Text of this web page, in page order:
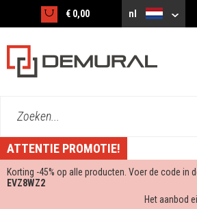
€ 0,00 nl
Zoeken...
ATTENTIE PROMOTIE!
Korting -45% op alle producten. Voer de code in
EVZ8WZ2
Het aanbod